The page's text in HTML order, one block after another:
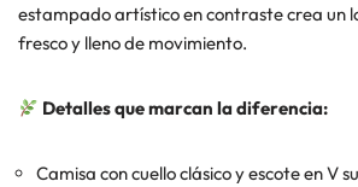
estampado artístico en contraste crea un
fresco y lleno de movimiento.
Detalles que marcan la diferencia:
Camisa con cuello clásico y escote en V